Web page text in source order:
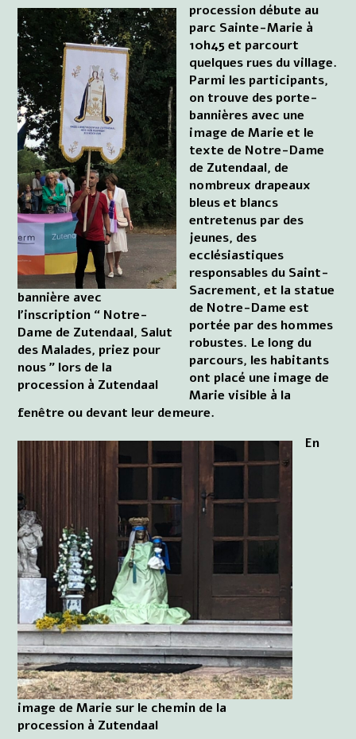
bannière avec
l'inscription “ Notre-
Dame de Zutendaal, Salut
des Malades, priez pour
nous ” lors de la
procession à Zutendaal
procession débute au
parc Sainte-Marie à
10h45 et parcourt
quelques rues du village.
Parmi les participants,
on trouve des porte-
bannières avec une
image de Marie et le
texte de Notre-Dame
de Zutendaal, de
nombreux drapeaux
bleus et blancs
entretenus par des
jeunes, des
ecclésiastiques
responsables du Saint-
Sacrement, et la statue
de Notre-Dame est
portée par des hommes
robustes. Le long du
parcours, les habitants
ont placé une image de
Marie visible à la
fenêtre ou devant leur demeure.
image de Marie sur le chemin de la
procession à Zutendaal
En